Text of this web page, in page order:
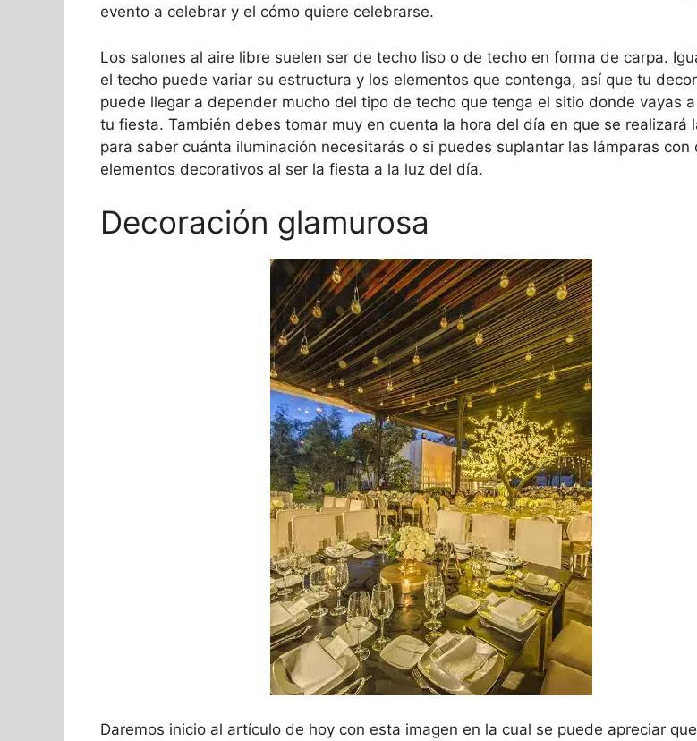
evento a celebrar y el cómo quiere celebrarse.
Los salones al aire libre suelen ser de techo liso o de techo en forma de carpa.
el techo puede variar su estructura y los elementos que contenga, así que tu
puede llegar a depender mucho del tipo de techo que tenga el sitio donde vayas
tu fiesta. También debes tomar muy en cuenta la hora del día en que se realizará
para saber cuánta iluminación necesitarás o si puedes suplantar las lámparas con
elementos decorativos al ser la fiesta a la luz del día.
Decoración glamurosa
Daremos inicio al artículo de hoy con esta imagen en la cual se puede apreciar